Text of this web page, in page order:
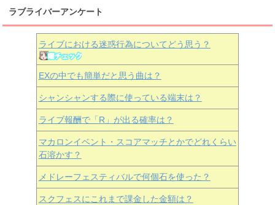
ラブライバーアンケート
ライブにおける迷惑行為についてどう思う？
EXの中でも簡単だと思う曲は？
シャンシャンする際に使っている端末は？
ライブ報酬で「R」が出る確率は？
マカロンイベント・スコアマッチとかでどれくらい
石溶かす？
メドレーフェスティバルで何個石を使った？
スクフェスにこれまで課金した金額は？